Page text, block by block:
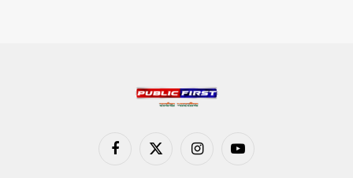
FacebookX
InstagramYouTube